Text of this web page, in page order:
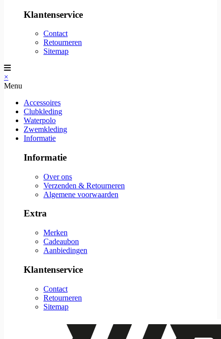
Klantenservice
Contact
Retourneren
Sitemap
×
Menu
Accessoires
Clubkleding
Waterpolo
Zwemkleding
Informatie
Informatie
Over ons
Verzenden & Retourneren
Algemene voorwaarden
Extra
Merken
Cadeaubon
Aanbiedingen
Klantenservice
Contact
Retourneren
Sitemap